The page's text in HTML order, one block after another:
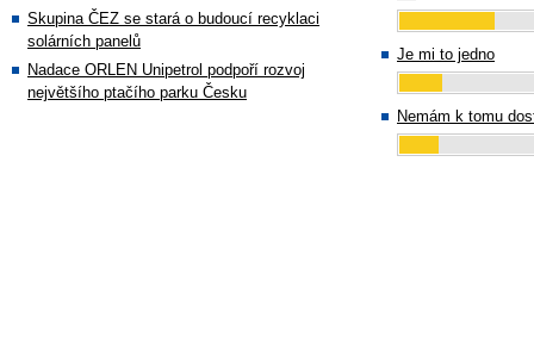
Skupina ČEZ se stará o budoucí recyklaci
solárních panelů
Nadace ORLEN Unipetrol podpoří rozvoj
největšího ptačího parku Česku
Je mi to jedno
Nemám k tomu